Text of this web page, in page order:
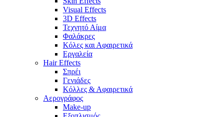
Visual Effects
3D Effects
Τεχνητό Αίμα
Φαλάκρες
Κόλες και Αφαιρετικά
Εργαλεία
Hair Effects
Σπρέι
Γενιάδες
Κόλλες & Αφαιρετικά
Αερογράφος
Make-up